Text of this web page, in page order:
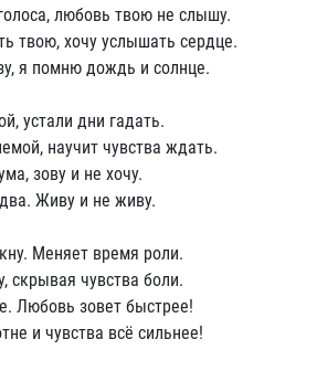
любовь твою не слышу.
твою, хочу услышать сердце.
я помню дождь и солнце.
устали дни гадать.
научит чувства ждать.
зову и не хочу.
Живу и не живу.
Меняет время роли.
скрывая чувства боли.
Любовь зовет быстрее!
и чувства всё сильнее!